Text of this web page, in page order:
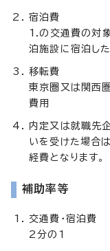
宿泊費
1.の交通費の対
泊施設に宿泊し
移転費
東京圏又は関西
費用
内定又は就職先
いを受けた場合
経費となります。
補助率等
交通費・宿泊費
2分の1